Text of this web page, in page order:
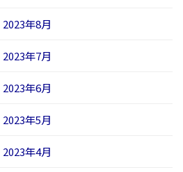
2023年8月
2023年7月
2023年6月
2023年5月
2023年4月